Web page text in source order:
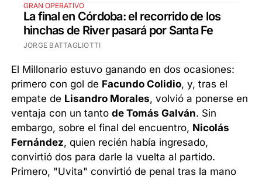
GRAN OPERATIVO
La final en Córdoba: el recorrido de los
hinchas de River pasará por Santa Fe
JORGE BATTAGLIOTTI
El Millonario estuvo ganando en dos ocasiones:
primero con gol de Facundo Colidio, y, tras el
empate de Lisandro Morales, volvió a ponerse en
ventaja con un tantode Tomás Galván. Sin
embargo, sobre el final del encuentro, Nicolás
Fernández, quien recién había ingresado,
convirtió dos para darle la vuelta al partido.
Primero, "Uvita" convirtió de penal tras la mano